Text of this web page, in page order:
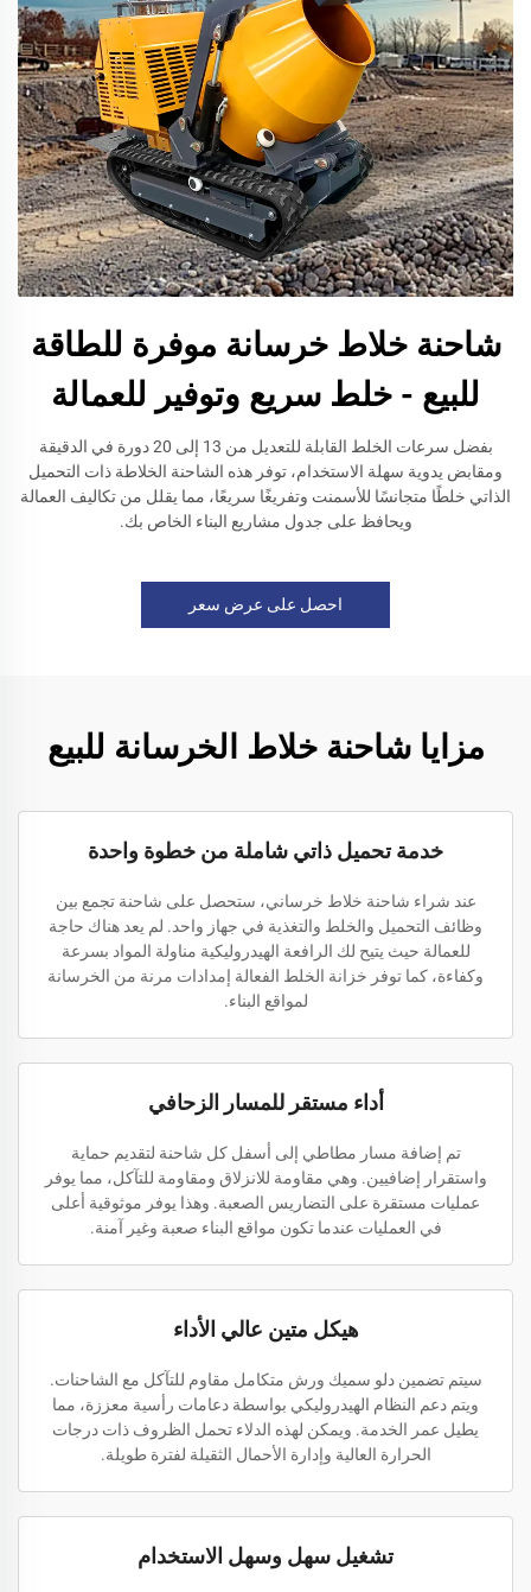
شاحنة خلاط خرسانة موفرة للطاقة
للبيع - خلط سريع وتوفير للعمالة
بفضل سرعات الخلط القابلة للتعديل من 13 إلى 20 دورة في الدقيقة
ومقابض يدوية سهلة الاستخدام، توفر هذه الشاحنة الخلاطة ذات التحميل
الذاتي خلطًا متجانسًا للأسمنت وتفريغًا سريعًا، مما يقلل من تكاليف العمالة
ويحافظ على جدول مشاريع البناء الخاص بك.
احصل على عرض سعر
مزايا شاحنة خلاط الخرسانة للبيع
خدمة تحميل ذاتي شاملة من خطوة واحدة
عند شراء شاحنة خلاط خرساني، ستحصل على شاحنة تجمع بين
وظائف التحميل والخلط والتغذية في جهاز واحد. لم يعد هناك حاجة
للعمالة حيث يتيح لك الرافعة الهيدروليكية مناولة المواد بسرعة
وكفاءة، كما توفر خزانة الخلط الفعالة إمدادات مرنة من الخرسانة
لمواقع البناء.
أداء مستقر للمسار الزحافي
تم إضافة مسار مطاطي إلى أسفل كل شاحنة لتقديم حماية
واستقرار إضافيين. وهي مقاومة للانزلاق ومقاومة للتآكل، مما يوفر
عمليات مستقرة على التضاريس الصعبة. وهذا يوفر موثوقية أعلى
في العمليات عندما تكون مواقع البناء صعبة وغير آمنة.
هيكل متين عالي الأداء
سيتم تضمين دلو سميك ورش متكامل مقاوم للتآكل مع الشاحنات.
ويتم دعم النظام الهيدروليكي بواسطة دعامات رأسية معززة، مما
يطيل عمر الخدمة. ويمكن لهذه الدلاء تحمل الظروف ذات درجات
الحرارة العالية وإدارة الأحمال الثقيلة لفترة طويلة.
تشغيل سهل وسهل الاستخدام